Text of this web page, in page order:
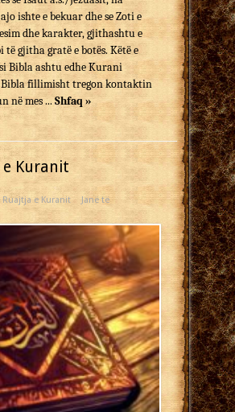
ishte e bekuar dhe se Zoti e
dhe karakter, gjithashtu e
të gjitha gratë e botës. Këtë e
Bibla ashtu edhe Kurani
Bibla fillimisht tregon kontaktin
në mes ...Shfaq »
Kuranit
Ruajtja e Kuranit
Janë të